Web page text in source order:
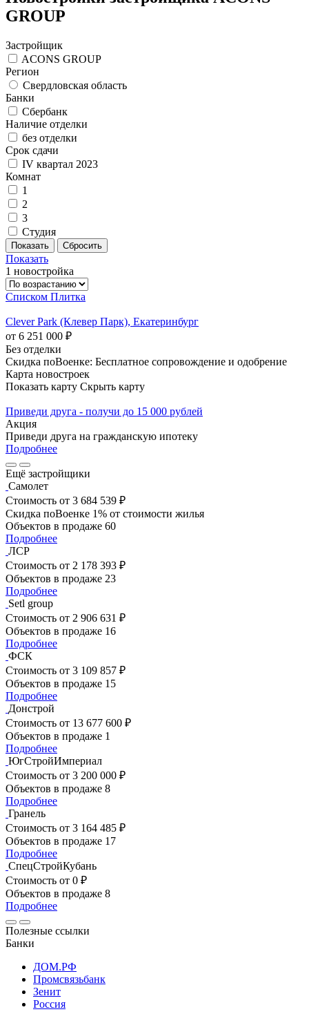
GROUP
Застройщик
ACONS GROUP
Регион
Свердловская область
Банки
Сбербанк
Наличие отделки
без отделки
Срок сдачи
IV квартал 2023
Комнат
1
2
3
Студия
Показать
1 новостройка
Списком Плитка
Clever Park (Клевер Парк), Екатеринбург
от 6 251 000 ₽
Без отделки
Скидка поВоенке: Бесплатное сопровождение и одобрение
Карта новостроек
Показать карту Скрыть карту
Приведи друга - получи до 15 000 рублей
Акция
Приведи друга на гражданскую ипотеку
Подробнее
Ещё застройщики
Самолет
Стоимость от 3 684 539 ₽
Скидка поВоенке 1% от стоимости жилья
Объектов в продаже 60
Подробнее
ЛСР
Стоимость от 2 178 393 ₽
Объектов в продаже 23
Подробнее
Setl group
Стоимость от 2 906 631 ₽
Объектов в продаже 16
Подробнее
ФСК
Стоимость от 3 109 857 ₽
Объектов в продаже 15
Подробнее
Донстрой
Стоимость от 13 677 600 ₽
Объектов в продаже 1
Подробнее
ЮгСтройИмпериал
Стоимость от 3 200 000 ₽
Объектов в продаже 8
Подробнее
Гранель
Стоимость от 3 164 485 ₽
Объектов в продаже 17
Подробнее
СпецСтройКубань
Стоимость от 0 ₽
Объектов в продаже 8
Подробнее
Полезные ссылки
Банки
ДОМ.РФ
Промсвязьбанк
Зенит
Россия